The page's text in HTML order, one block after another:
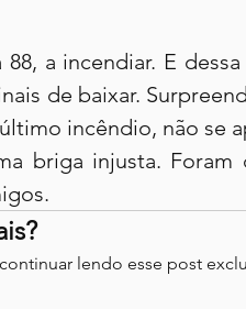
a incendiar. E
de baixar.
incêndio, não se
briga injusta. Foram
lendo esse post